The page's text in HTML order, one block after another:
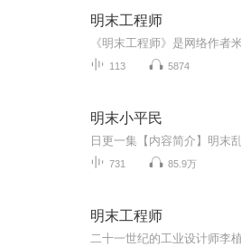
明末工程师
113 5874
明末小平民
731 85.9万
明末工程师